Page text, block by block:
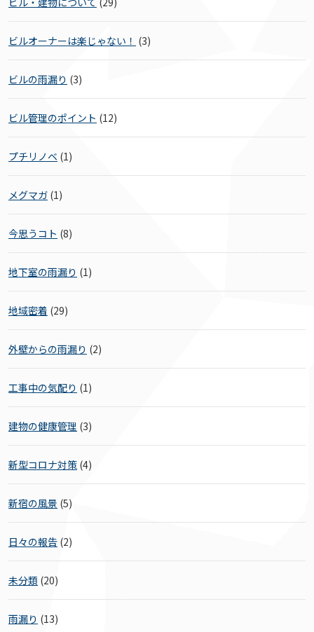
ビルオーナーは楽じゃない！ (3)
ビルの雨漏り (3)
ビル管理のポイント (12)
プチリノベ (1)
メグマガ (1)
今思うコト (8)
地下室の雨漏り (1)
地域密着 (29)
外壁からの雨漏り (2)
工事中の気配り (1)
建物の健康管理 (3)
新型コロナ対策 (4)
新宿の風景 (5)
日々の報告 (2)
未分類 (20)
雨漏り (13)